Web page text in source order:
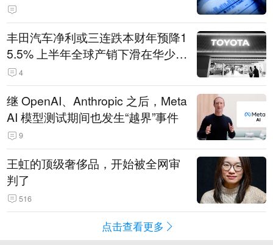
丰田汽车净利或三连跌本财年预降1
5.5% 上半年全球产销下滑在华少卖
14.3万辆
4
继 OpenAI、Anthropic 之后，Meta
AI 模型测试期间也发生“越界”事件
9
王虹的顶级奢侈品，开始被全网审
判了
516
点击查看更多